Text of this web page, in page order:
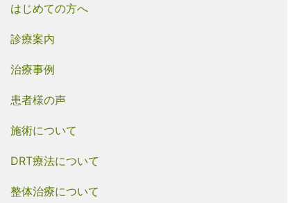
はじめての方へ
診療案内
治療事例
患者様の声
施術について
DRT療法について
整体治療について